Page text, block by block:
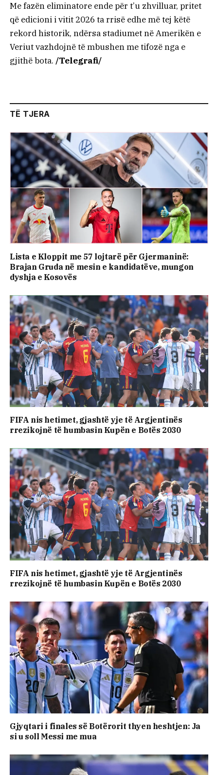
Me fazën eliminatore ende për t’u zhvilluar, pritet
që edicioni i vitit 2026 ta rrisë edhe më tej këtë
rekord historik, ndërsa stadiumet në Amerikën e
Veriut vazhdojnë të mbushen me tifozë nga e
gjithë bota. /Telegrafi/
TË TJERA
Lista e Kloppit me 57 lojtarë për Gjermaninë:
Brajan Gruda në mesin e kandidatëve, mungon
dyshja e Kosovës
FIFA nis hetimet, gjashtë yje të Argjentinës
rrezikojnë të humbasin Kupën e Botës 2030
FIFA nis hetimet, gjashtë yje të Argjentinës
rrezikojnë të humbasin Kupën e Botës 2030
Gjyqtari i finales së Botërorit thyen heshtjen: Ja
si u soll Messi me mua